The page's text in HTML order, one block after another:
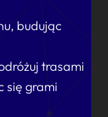
budując
trasami
się grami